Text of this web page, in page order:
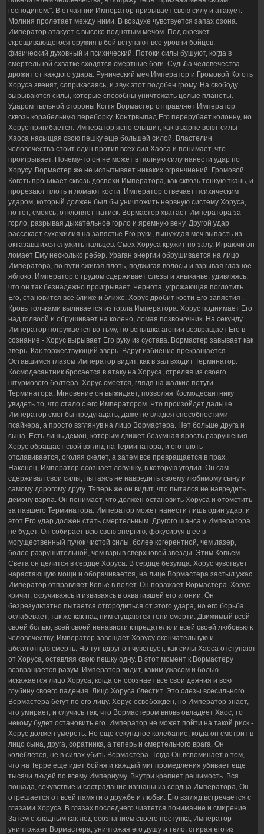
господином.". В отчаянии Император призывает свою силу и атакует.
Молния пролетает между ними. В воздухе чувствуется запах озона.
Император атакует с высоко поднятым мечом. Под скрежет
скрещивающегося оружия в бой вступают все уровни бойцов:
физический духовный и психический. Потоки силы бушуют, когда в
смертельной схватке сходятся смертные боги. Судьба человечества
дрожит от каждого удара. Рунический меч Император и Громовой Коготь
Хоруса звенят, соприкасаясь, и звук этот подобен грому. На свободу
вырываются силы, которые способны уничтожать целые планеты.
Ударом тыльной стороны Когтя Вормастер отправляет Император
сквозь корабельную переборку. Контрвыпад Его перерубает колонну, но
Хорус пригибается. Император ясно слышит, как в варпе воют силы
Хаоса насыщая свою пешку еще большей силой. Властелин
человечества стоит один против всех сил Хаоса и понимает, что
проигрывает. Почему-то он не может в полную силу нанести удар по
Хорусу. Вормастер же не испытывает никаких огранчиений. Громовой
Коготь проникает сквозь доспехи Императора, как сквозь тонкую ткань, и
прорезают плоть и ломают кости. Император отвечает психическим
ударом, который должен был бы уничтожить нервную систему Хоруса,
но тот, смеясь, отклоняет натиск. Вормастер хватает Императора за
горло, разрывая дыхательное горло и яремную вену. Другой удар
рассекает сухожилия на запястье Его руки, вынуждая меч выпасть из
октазавшихся служить пальцев. Смех Хоруса кружит по залу. Играючи он
ломает Ему несколько ребер. Ураган энергии обрушивается на лицо
Императора, по пути сжигая плоть, поджигая волосы и взрывая глазное
яблоко. Император с трудом сдерживает слезы и хныканье, удивляясь,
что он так безнадежно проигрывает. Чернота, угрожающая поглотить
Его, становится все ближе и ближе. Хорус дробит кости Его запястия .
Кровь толчками выливается из горла Императора. Хорус поднимает Его
над голвоой и обрушивает на колено, ломая позвоночник. На секунду
Император погружается во тьму, но вспышка агонии возвращает Его в
сознание - Хорус вырывает Его руку из сустава. Вормастер завывает как
зверь. Как торжествующий зверь. Вдруг избиение прекращается.
Оставшимся глазом Император видит, как в зал входит Терминатор.
Космодесантник бросается в атаку на Хоруса, стреляя из своего
штурмового болтера. Хорус смеется, глядя на жалкие потуги
Терминатора. Мгновение он выжидает, позволяя Космодесантнику
увидеть то, что стало с его Императором. Что произойдет дальше
Император смог бы предугадать, даже не владея способностями
псайкера, а просто взглянув на лицо Вормастера. Нет больше друга и
сына. Есть лишь демон, которым движет безумная ярость разрушения.
Хорус обращает свой взгляд на Терминатора, и его плоть
отславивается, оголяя скелет, а затем все превращается в прах.
Наконец, Император осознает ловушку, в которую угодил. Он сам
сдерживал свои силы, пытаясь не навредить своему любимому сыну и
самому дорогому другу. Теперь же он видит, что пытался не навредить
демону варпа. Он понимает, что должен остановить Хоруса и отомстить
за павшего Терминатора. Император может нанести лишь один удар. и
этот Его удар должен стать смертельным. Другого шанса у Императора
не будет. Он собирает всю свою энергию, фокусируя в ее в
могущественный пучок чистой силы, более когерентной, чем лазер,
более разрушительной, чем взрыв сверхновой звезды. Этим Копьем
Света он целится в сердце Хоруса. В сердце безумца. Хорус чувствует
нарастающую мощи и оборачивается, на лице Вормастера застыл ужас.
Император отправляет Копье в полет. Он поражает Вормастера. Хорус
кричит, скручиваясь и извиваясь в охватившей его агонии. Он
безрезультатно пытается отгородиться от этого удара, но его борьба
ослабевает, так же как над ним сгущаются тени смерти. Движимый всей
своей болью, всей своей ненависти к предателю и всей своей любовью к
человечеству, Император завещает Хорусу окончательную и
абсолютную смерть. Но тут вдруг он чувствует, как силы Хаоса отступают
от Хоруса, оставляя свою пешку одну. В этот момент к Вормастеру
возвращается разум. Император видит, каким ужасом и болью
искажается лицо Хоруса, когда он осознает все свои деяния и всю
глубину своего падения. Лицо Хоруса блестит. Это слезы всесильного
Вормастера бегут по его лицу. Хорус освобожден, но Император знает,
что умирает, и случись так, что Вормастером вновь овладеет Хаос, то
некому будет остановить его. Император не может пойти на такой риск -
Хорус должен умереть. Но еще секундное колебание, когда он смотрит в
лицо сына, друга, соратника, а теперь и смертельного врага. Он
колеблется, не в силах убить Вормастера. Тогда Он вспоминает о том,
что на Терре еще идет бойня и каждый миг промедления убивает еще
тысячи людей по всему Империуму. Внутри крепнет решимость. Вся
пощада, сочувствие и сострадание изгнаны из сердца Императора, Он
отрешается от всей памяти о дружбе и любви. Его взгляд встречается с
глазами Хоруса. В глазах последнего чиатется понимание и смирение.
Затем с хладным как лед осознанием своего поступка, Император
уничтожает Вормастера, уничтожая его душу и тело, стирая его из